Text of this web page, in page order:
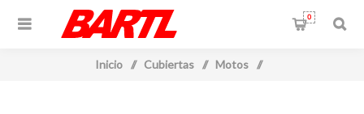
0
Inicio / Cubiertas / Motos /